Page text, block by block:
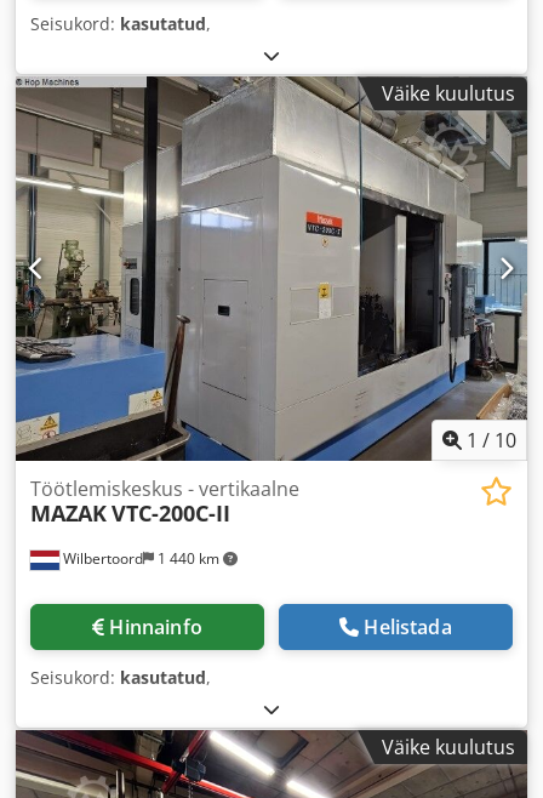
Seisukord: kasutatud,
Väike kuulutus
1 / 10
Wilbertoord 1 440 km
Töötlemiskeskus - vertikaalne
MAZAKVTC-200C-II
Hinnainfo Helistada
Seisukord: kasutatud,
Väike kuulutus